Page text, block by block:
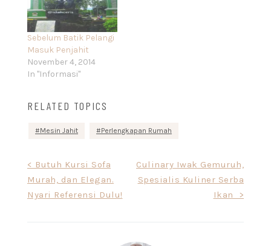
Sebelum Batik Pelangi
Masuk Penjahit
November 4, 2014
In "Informasi"
RELATED TOPICS
Mesin Jahit Perlengkapan Rumah
navigation
< Butuh Kursi Sofa
Murah, dan Elegan.
Nyari Referensi Dulu!
Culinary Iwak Gemuruh,
Spesialis Kuliner Serba
Ikan >